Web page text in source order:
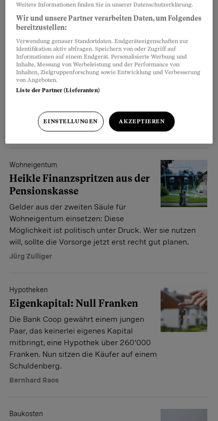
Jürg Zulliger
Hauseigentümer
Millionär, aber knapp bei
Kasse
Pensionierte Hausbesitzer haben oft
ein Problem: Die Liegenschaft macht
da. Wie lässt sich das vermeiden?
Jürg Zulliger
Wohneigentum
Heikle Finanzspritzen aus der
Pensionskasse
Gelder aus der zweiten Säule für
Wohneigentum einsetzen: Diese
Möglichkeit ist politisch unter Druck. Wer sie nutzen
will, sollte die Vorsorge jetzt erst recht gut planen.
Jürg Zulliger
Hypotheken
Eigenkapital: Null Franken
Die Bank Coop gewährt einem jungen
Paar, das keinerlei eigenes Kapital
mitbringt, eine Hypothek über 260'000
Franken. Nun sitzen die Käufer auf einem
Schuldenberg.
Bernhard Raos
Baukosten
Weitere Informationen finden Sie in unserer Datenschutzerklärung.
Wir und unsere Partner verarbeiten Daten, um Folgendes
bereitzustellen:
Verwendung genauer Standortdaten. Endgeräteeigenschaften zur
Identifikation aktiv abfragen. Speichern von oder Zugriff auf
Informationen auf einem Endgerät. Personalisierte Werbung und
Inhalte, Messung von Werbeleistung und der Performance von
Inhalten, Zielgruppenforschung sowie Entwicklung und Verbesserung
von Angeboten.
Liste der Partner (Lieferanten)
EINSTELLUNGEN AKZEPTIEREN